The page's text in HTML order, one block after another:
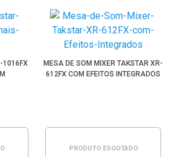
1016FX
MESA DE SOM MIXER TAKSTAR XR-
612FX COM EFEITOS INTEGRADOS
PRODUTO ESGOTADO